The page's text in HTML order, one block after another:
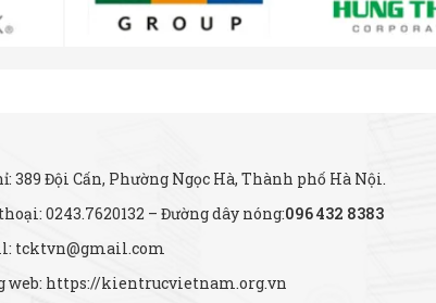
389 Đội Cấn, Phường Ngọc Hà, Thành phố Hà Nội.
0243.7620132 – Đường dây nóng:096 432 8383
tcktvn@gmail.com
web: https://kientrucvietnam.org.vn